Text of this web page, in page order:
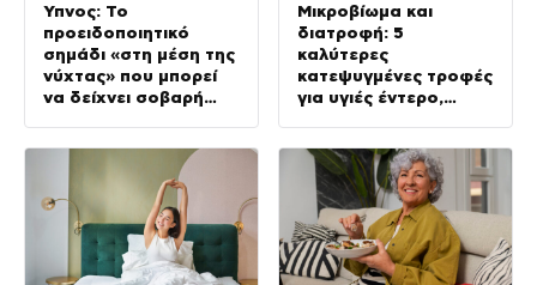
Ύπνος: Το
προειδοποιητικό
σημάδι «στη μέση της
νύχτας» που μπορεί
να δείχνει σοβαρή
Μικροβίωμα και
διατροφή: 5
καλύτερες
κατεψυγμένες τροφές
για υγιές έντερο,